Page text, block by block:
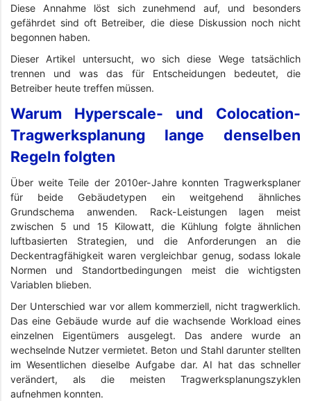
Diese Annahme löst sich zunehmend auf, und besonders
gefährdet sind oft Betreiber, die diese Diskussion noch nicht
begonnen haben.
Dieser Artikel untersucht, wo sich diese Wege tatsächlich
trennen und was das für Entscheidungen bedeutet, die
Betreiber heute treffen müssen.
Warum Hyperscale- und Colocation-
Tragwerksplanung lange denselben
Regeln folgten
Über weite Teile der 2010er-Jahre konnten Tragwerksplaner
für beide Gebäudetypen ein weitgehend ähnliches
Grundschema anwenden. Rack-Leistungen lagen meist
zwischen 5 und 15 Kilowatt, die Kühlung folgte ähnlichen
luftbasierten Strategien, und die Anforderungen an die
Deckentragfähigkeit waren vergleichbar genug, sodass lokale
Normen und Standortbedingungen meist die wichtigsten
Variablen blieben.
Der Unterschied war vor allem kommerziell, nicht tragwerklich.
Das eine Gebäude wurde auf die wachsende Workload eines
einzelnen Eigentümers ausgelegt. Das andere wurde an
wechselnde Nutzer vermietet. Beton und Stahl darunter stellten
im Wesentlichen dieselbe Aufgabe dar. AI hat das schneller
verändert, als die meisten Tragwerksplanungszyklen
aufnehmen konnten.